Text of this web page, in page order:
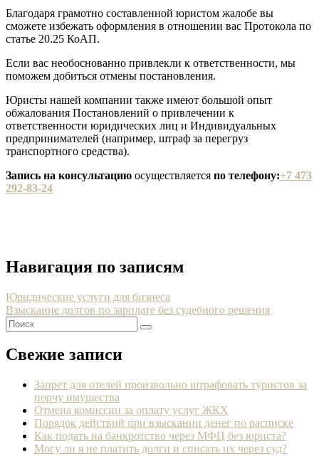
Благодаря грамотно составленной юристом жалобе вы
сможете избежать оформления в отношении вас Протокола по
статье 20.25 КоАП.
Если вас необоснованно привлекли к ответственности, мы
поможем добиться отмены постановления.
Юристы нашей компании также имеют большой опыт
обжалования Постановлений о привлечении к
ответственности юридических лиц и Индивидуальных
предпринимателей (например, штраф за перегруз
транспортного средства).
Запись на консультацию осуществляется по телефону:+7 473
292‑83-24
Навигация по записям
Юридические услуги для бизнеса
Взыскание долгов по зарплате без судебного решения
Свежие записи
Запрет для отелей произвольно штрафовать туристов за
порчу имущества
Отмена комиссии за оплату услуг ЖКХ
Порядок действий при взыскании денег по расписке
Как подать на банкротство через МФЦ без юриста?
Могу ли я не платить долги и списать их через суд?